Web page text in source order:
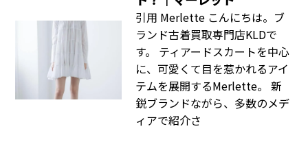
引用 Merlette こんにちは。ブ
ランド古着買取専門店KLDで
す。 ティアードスカートを中心
に、可愛くて目を惹かれるアイ
テムを展開するMerlette。 新
鋭ブランドながら、多数のメデ
ィアで紹介さ